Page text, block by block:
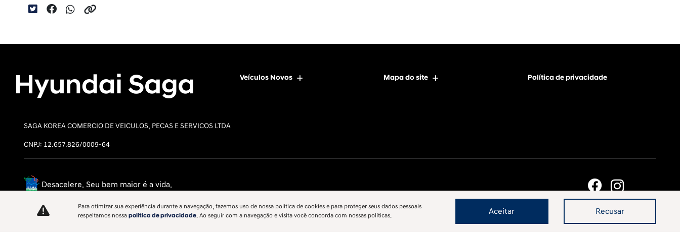
Veículos Novos Mapa do site Política de privacidade
SAGA KOREA COMERCIO DE VEICULOS, PECAS E SERVICOS LTDA
CNPJ: 12.657.826/0009-64
Desacelere. Seu bem maior é a vida.
Para otimizar sua experiência durante a navegação, fazemos uso de nossa política de cookies e para proteger seus dados pessoais
respeitamos nossa política de privacidade. Ao seguir com a navegação e visita você concorda com nossas políticas. Aceitar Recusar